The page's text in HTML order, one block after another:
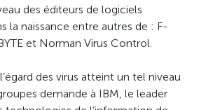
des éditeurs de logiciels
la naissance entre autres de : F-
et Norman Virus Control.
des virus atteint un tel niveau
demande à IBM, le leader